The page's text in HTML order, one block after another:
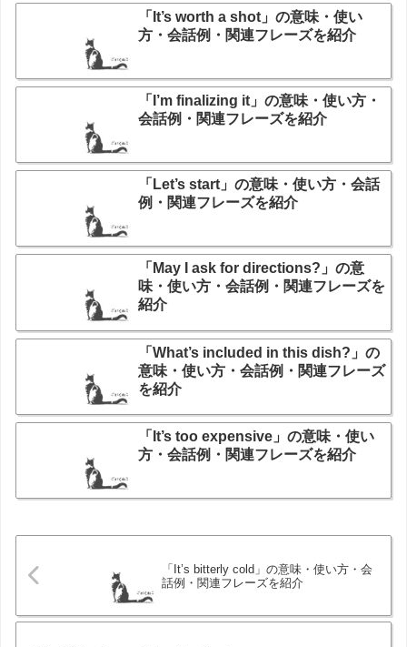
「It’s worth a shot」の意味・使い
方・会話例・関連フレーズを紹介
「I’m finalizing it」の意味・使い方・
会話例・関連フレーズを紹介
「Let’s start」の意味・使い方・会話
例・関連フレーズを紹介
「May I ask for directions?」の意
味・使い方・会話例・関連フレーズを
紹介
「What’s included in this dish?」の
意味・使い方・会話例・関連フレーズ
を紹介
「It’s too expensive」の意味・使い
方・会話例・関連フレーズを紹介
「It’s bitterly cold」の意味・使い方・会
話例・関連フレーズを紹介